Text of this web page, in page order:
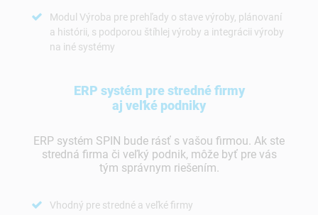
Modul Výroba pre prehľady o stave výroby, plánovaní
a histórii, s podporou štíhlej výroby a integrácii výroby
na iné systémy
ERP systém pre stredné firmy
aj veľké podniky
ERP systém SPIN bude rásť s vašou firmou. Ak ste
stredná firma či veľký podnik, môže byť pre vás
tým správnym riešením.
Vhodný pre stredné a veľké firmy